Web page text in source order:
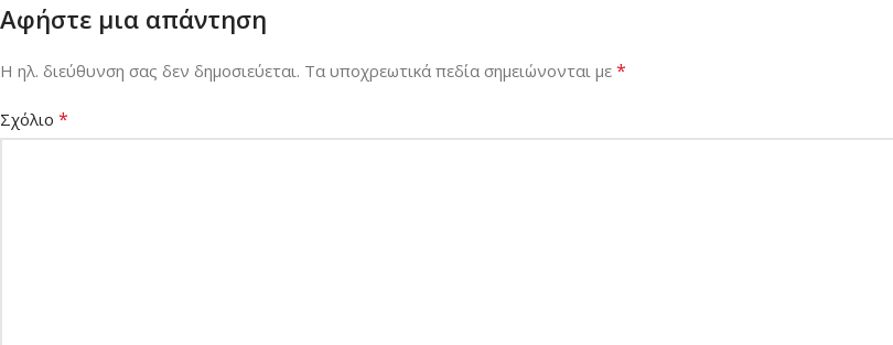
Αφήστε μια απάντηση
Η ηλ. διεύθυνση σας δεν δημοσιεύεται. Τα υποχρεωτικά πεδία σημειώνονται με *
Σχόλιο *